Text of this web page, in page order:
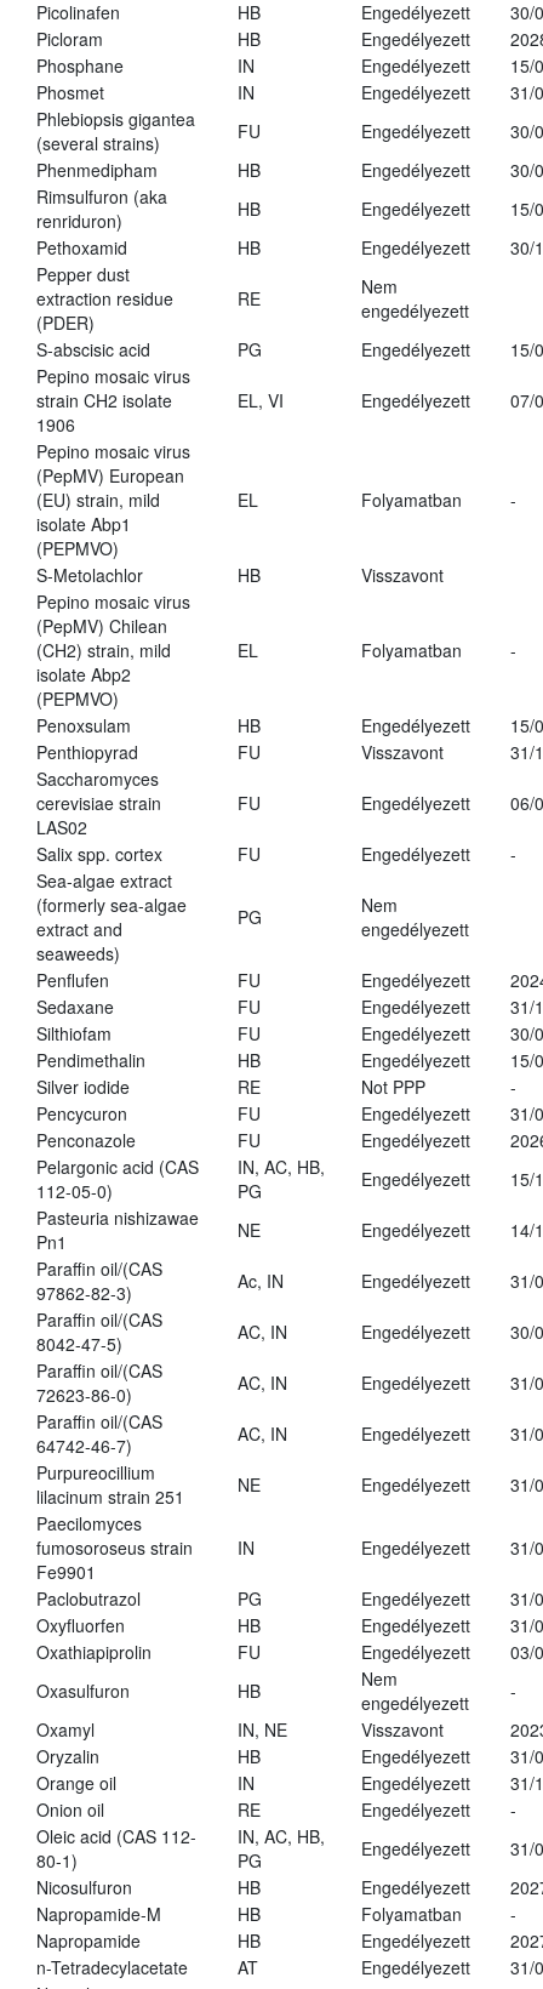
Picolinafen
HB Engedélyezett
30/
Picloram
HB Engedélyezett
Phosphane
IN Engedélyezett
15/
Phosmet
IN Engedélyezett
31/
Phlebiopsis gigantea
(several strains)
FU Engedélyezett
30/
Phenmedipham
HB Engedélyezett
30/
Rimsulfuron (aka
renriduron)
HB Engedélyezett
15/
Pethoxamid
HB Engedélyezett
30/
Pepper dust
extraction residue
(PDER)
RE
Nem
engedélyezett
S-abscisic acid
PG Engedélyezett
15/
Pepino mosaic virus
strain CH2 isolate
1906
EL, VI Engedélyezett 07/
Pepino mosaic virus
(PepMV) European
(EU) strain, mild
isolate Abp1
(PEPMVO)
EL Folyamatban -
S-Metolachlor HB
Visszavont
Pepino mosaic virus
(PepMV) Chilean
(CH2) strain, mild
isolate Abp2
(PEPMVO)
EL Folyamatban -
Penoxsulam HB Engedélyezett
15/
Penthiopyrad
FU Visszavont
31/
Saccharomyces
cerevisiae strain
LAS02
FU Engedélyezett 06/
Salix spp. cortex FU Engedélyezett
-
Sea-algae extract
(formerly sea-algae
extract and
seaweeds)
PG
Nem
engedélyezett
Penflufen FU Engedélyezett
Sedaxane
FU Engedélyezett
31/
Silthiofam
FU Engedélyezett
30/
Pendimethalin
HB Engedélyezett
15/
Silver iodide
RE Not PPP
-
Pencycuron
FU Engedélyezett
31/
Penconazole
FU Engedélyezett
Pelargonic acid (CAS
112-05-0)
IN, AC, HB,
PG
Engedélyezett
15/
Pasteuria nishizawae
Pn1
NE Engedélyezett
14/
Paraffin oil/(CAS
97862-82-3)
Ac, IN Engedélyezett
31/
Paraffin oil/(CAS
8042-47-5)
AC, IN Engedélyezett
30/
Paraffin oil/(CAS
72623-86-0)
AC, IN Engedélyezett
31/
Paraffin oil/(CAS
64742-46-7)
AC, IN Engedélyezett
31/
Purpureocillium
lilacinum strain 251
NE Engedélyezett
31/
Paecilomyces
fumosoroseus strain
Fe9901
IN Engedélyezett 31/
Paclobutrazol PG Engedélyezett
31/
Oxyfluorfen
HB Engedélyezett
31/
Oxathiapiprolin
FU Engedélyezett
03/
Oxasulfuron
HB
Nem
engedélyezett
-
Oxamyl
IN, NE Visszavont
Oryzalin
HB Engedélyezett
31/
Orange oil
IN Engedélyezett
31/
Onion oil
RE Engedélyezett
-
Oleic acid (CAS 112-
80-1)
IN, AC, HB,
PG
Engedélyezett
31/
Nicosulfuron
HB Engedélyezett
Napropamide-M
HB Folyamatban
-
Napropamide
HB Engedélyezett
n-Tetradecylacetate
AT Engedélyezett
31/